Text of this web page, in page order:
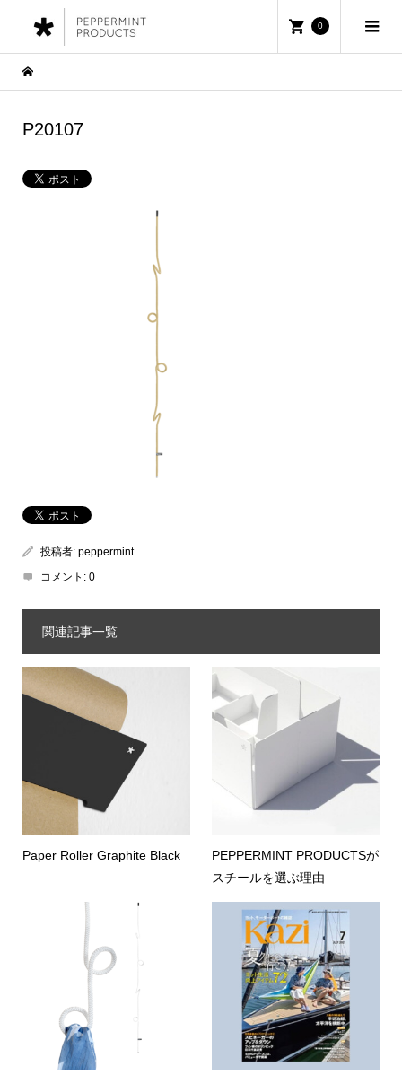
0
P20107
投稿者: peppermint
コメント: 0
関連記事一覧
Paper Roller Graphite Black
PEPPERMINT PRODUCTSが
スチールを選ぶ理由